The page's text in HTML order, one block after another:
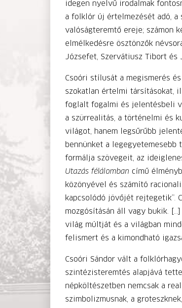
idegen nyelvű irodalmak
a folklór új értelmezését adó, a
valóságteremtő ereje; számon
elmélkedésre ösztönzők
Józsefet, Szervátiusz Tibort és
Csoóri stílusát a megismerés
szokatlan értelmi társításokat,
foglalt fogalmi és jelentésbeli
a szürrealitás, a történelmi és
világot, hanem legsűrűbb
bennünket a legegyetemesebb
formálja szövegeit, az
Utazás félálomban című
közönyével és számító
kapcsolódó jövőjét rejtegetik”.
mozgósításán áll vagy bukik.
világ múltját és a világban
felismert és a kimondható
Csoóri Sándor vált a
szintézisteremtés alapjává
népköltészetben nemcsak a
szimbolizmusnak, a